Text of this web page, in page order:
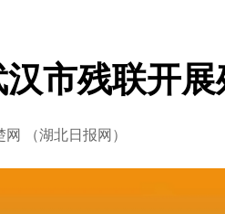
市残联开
网 ​（湖北日报网）